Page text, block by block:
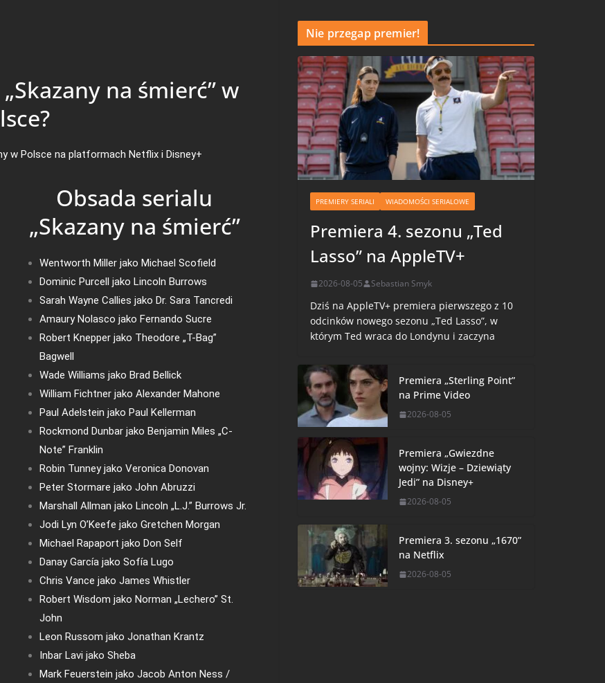
na śmierć” w
w Polsce na platformach Netflix i Disney+
Obsada serialu
„Skazany na śmierć”
Wentworth Miller jako Michael Scofield
Dominic Purcell jako Lincoln Burrows
Sarah Wayne Callies jako Dr. Sara Tancredi
Amaury Nolasco jako Fernando Sucre
Robert Knepper jako Theodore „T-Bag”
Bagwell
Wade Williams jako Brad Bellick
William Fichtner jako Alexander Mahone
Paul Adelstein jako Paul Kellerman
Rockmond Dunbar jako Benjamin Miles „C-
Note” Franklin
Robin Tunney jako Veronica Donovan
Peter Stormare jako John Abruzzi
Marshall Allman jako Lincoln „L.J.” Burrows Jr.
Jodi Lyn O’Keefe jako Gretchen Morgan
Michael Rapaport jako Don Self
Danay García jako Sofía Lugo
Chris Vance jako James Whistler
Robert Wisdom jako Norman „Lechero” St.
John
Leon Russom jako Jonathan Krantz
Inbar Lavi jako Sheba
Mark Feuerstein jako Jacob Anton Ness /
Nie przegap premier!
PREMIERY SERIALI WIADOMOŚCI SERIALOWE
Premiera 4. sezonu „Ted
Lasso” na AppleTV+
2026-08-05 Sebastian Smyk
Dziś na AppleTV+ premiera pierwszego z 10
odcinków nowego sezonu „Ted Lasso”, w
którym Ted wraca do Londynu i zaczyna
Premiera „Sterling Point”
na Prime Video
2026-08-05
Premiera „Gwiezdne
wojny: Wizje – Dziewiąty
Jedi” na Disney+
2026-08-05
Premiera 3. sezonu „1670”
na Netflix
2026-08-05